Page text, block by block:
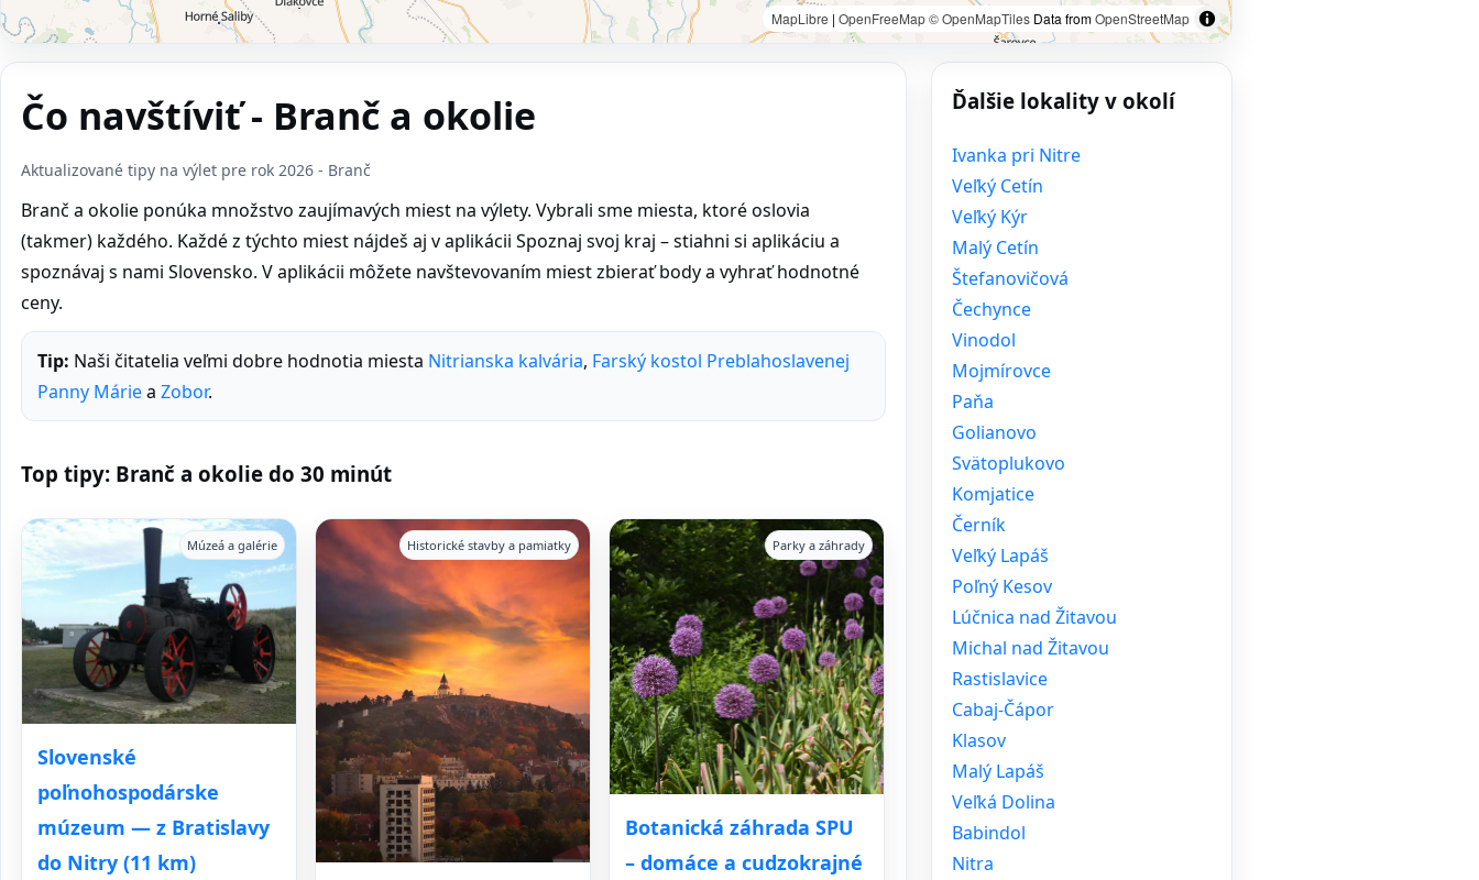
MapLibre | OpenFreeMap© OpenMapTiles Data fromOpenStreetMap
Čo navštíviť - Branč a okolie
Aktualizované tipy na výlet pre rok 2026 - Branč
Branč a okolie ponúka množstvo zaujímavých miest na výlety. Vybrali sme miesta, ktoré oslovia
(takmer) každého. Každé z týchto miest nájdeš aj v aplikácii Spoznaj svoj kraj – stiahni si aplikáciu a
spoznávaj s nami Slovensko. V aplikácii môžete navštevovaním miest zbierať body a vyhrať hodnotné
ceny.
Tip: Naši čitatelia veľmi dobre hodnotia miesta Nitrianska kalvária, Farský kostol Preblahoslavenej
Panny Máriea Zobor.
Top tipy: Branč a okolie do 30 minút
Slovenské
poľnohospodárske
múzeum — z Bratislavy
do Nitry (11 km)
Múzeá a galérie Historické stavby a pamiatky
Botanická záhrada SPU
– domáce a cudzokrajné
Parky a záhrady
Ďalšie lokality v okolí
Ivanka pri Nitre
Veľký Cetín
Veľký Kýr
Malý Cetín
Štefanovičová
Čechynce
Vinodol
Mojmírovce
Paňa
Golianovo
Svätoplukovo
Komjatice
Černík
Veľký Lapáš
Poľný Kesov
Lúčnica nad Žitavou
Michal nad Žitavou
Rastislavice
Cabaj-Čápor
Klasov
Malý Lapáš
Veľká Dolina
Babindol
Nitra